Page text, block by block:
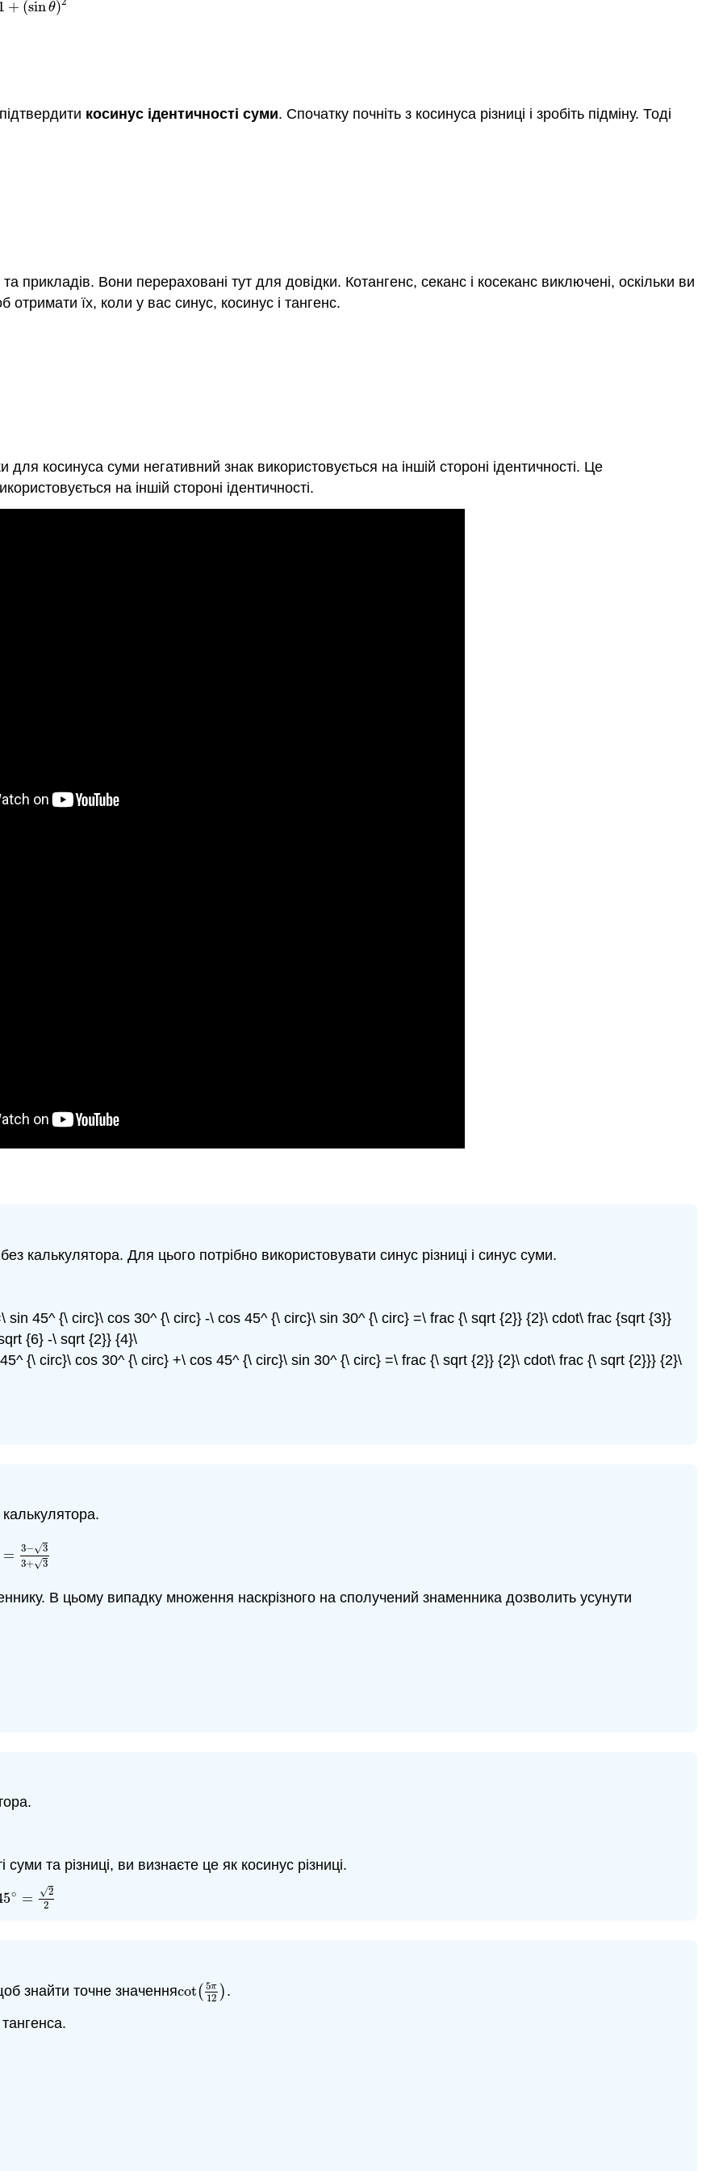
+ (sinθ)
косинус ідентичності суми. Спочатку почніть з косинуса різниці і зробіть підміну. Тоді
прикладів. Вони перераховані тут для довідки. Котангенс, секанс і косеканс виключені, оскільки ви
отримати їх, коли у вас синус, косинус і тангенс.
косинуса суми негативний знак використовується на іншій стороні ідентичності. Це
на іншій стороні ідентичності.
калькулятора. Для цього потрібно використовувати синус різниці і синус суми.
sin 45^ {\ circ}\ cos 30^ {\ circ} -\ cos 45^ {\ circ}\ sin 30^ {\ circ} =\ frac {\ sqrt {2}} {2}\ cdot\ frac {sqrt {3}}
{6} -\ sqrt {2}} {4}\
{\ circ}\ cos 30^ {\ circ} +\ cos 45^ {\ circ}\ sin 30^ {\ circ} =\ frac {\ sqrt {2}} {2}\ cdot\ frac {\ sqrt {2}}} {2}\
= 3− 3
√
3+ 3
√
30∘=1
В цьому випадку множення наскрізного на сполучений знаменника дозволить усунути
та різниці, ви визнаєте це як косинус різниці.
∘ = 2
√
2
=2 2
знайти точне значенняcot( 5π
12 )
cot( 5π 12.